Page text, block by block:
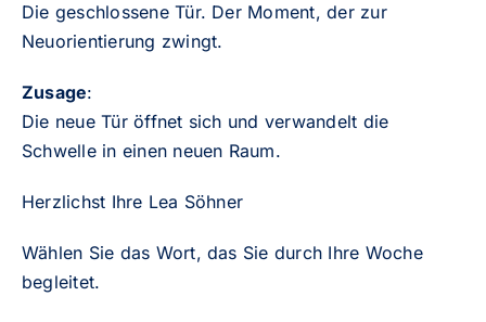
Die geschlossene Tür. Der Moment, der zur
Neuorientierung zwingt.
Zusage:
Die neue Tür öffnet sich und verwandelt die
Schwelle in einen neuen Raum.
Herzlichst Ihre Lea Söhner
Wählen Sie das Wort, das Sie durch Ihre Woche
begleitet.